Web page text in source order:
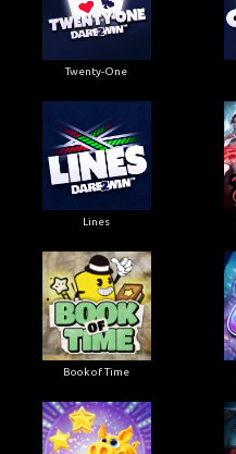
Twenty-One
Lines
Book of Time